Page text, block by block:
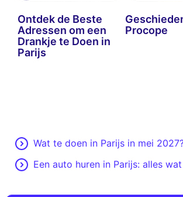
Ontdek de Beste
Adressen om een
Drankje te Doen in
Parijs
Procope
Wat te doen in Parijs in mei
Een auto huren in Parijs: alles